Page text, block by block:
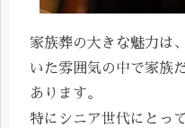
家族葬の大きな魅力は
いた雰囲気の中で家族
あります。
特にシニア世代にとっ